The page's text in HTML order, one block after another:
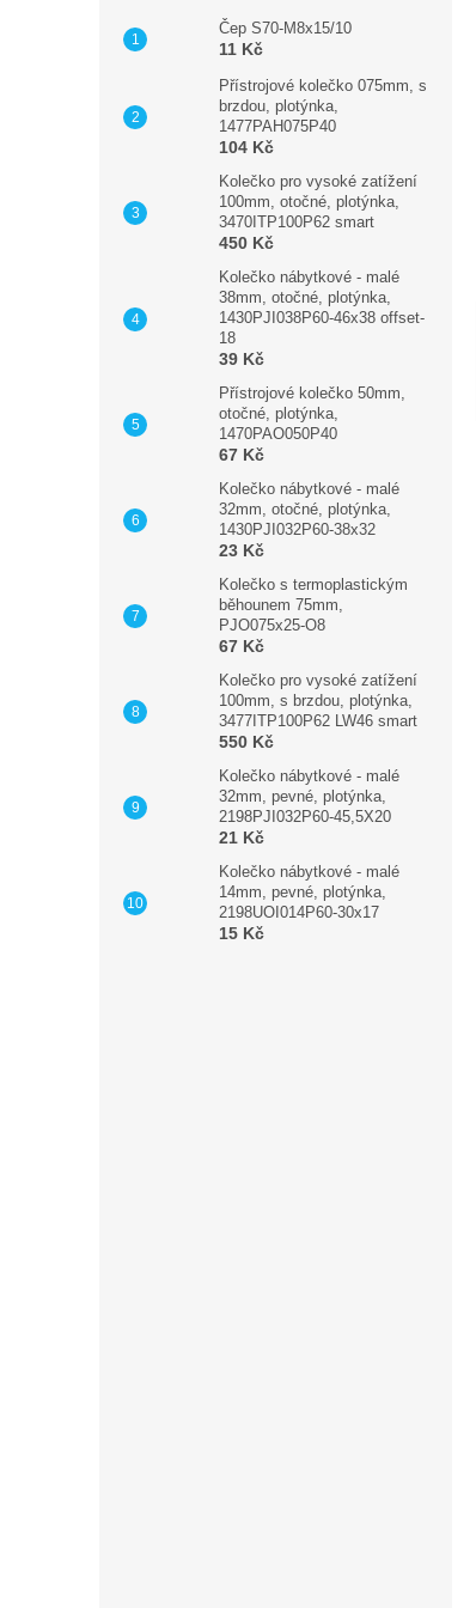
Čep S70-M8x15/10
11 Kč
Přístrojové kolečko 075mm, s
brzdou, plotýnka,
1477PAH075P40
104 Kč
Kolečko pro vysoké zatížení
100mm, otočné, plotýnka,
3470ITP100P62 smart
450 Kč
Kolečko nábytkové - malé
38mm, otočné, plotýnka,
1430PJI038P60-46x38 offset-
18
39 Kč
Přístrojové kolečko 50mm,
otočné, plotýnka,
1470PAO050P40
67 Kč
Kolečko nábytkové - malé
32mm, otočné, plotýnka,
1430PJI032P60-38x32
23 Kč
Kolečko s termoplastickým
běhounem 75mm,
PJO075x25-O8
67 Kč
Kolečko pro vysoké zatížení
100mm, s brzdou, plotýnka,
3477ITP100P62 LW46 smart
550 Kč
Kolečko nábytkové - malé
32mm, pevné, plotýnka,
2198PJI032P60-45,5X20
21 Kč
Kolečko nábytkové - malé
14mm, pevné, plotýnka,
2198UOI014P60-30x17
15 Kč